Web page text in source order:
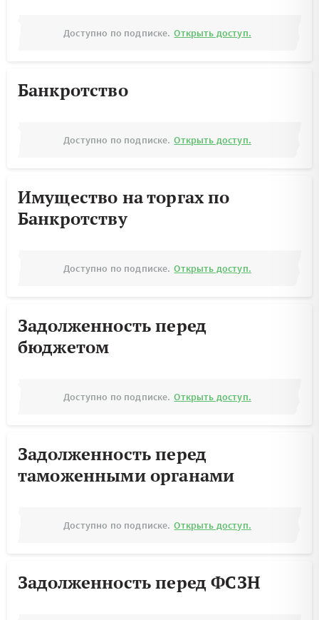
Доступно по подписке. Открыть доступ.
Банкротство
Доступно по подписке. Открыть доступ.
Имущество на торгах по
Банкротству
Доступно по подписке. Открыть доступ.
Задолженность перед
бюджетом
Доступно по подписке. Открыть доступ.
Задолженность перед
таможенными органами
Доступно по подписке. Открыть доступ.
Задолженность перед ФСЗН